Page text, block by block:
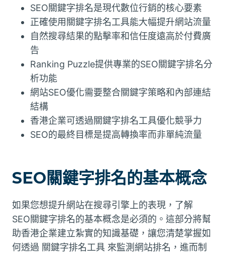
SEO關鍵字排名是現代數位行銷的核心要素
正確使用關鍵字排名工具能大幅提升網站流量
自然搜尋結果的點擊率和信任度遠高於付費廣
告
Ranking Puzzle提供專業的SEO關鍵字排名分
析功能
網站SEO優化需要整合關鍵字策略和內部連結
結構
香港企業可透過關鍵字排名工具優化競爭力
SEO的最終目標是提高轉換率而非單純流量
SEO關鍵字排名的基本概念
如果您想提升網站在搜尋引擎上的表現，了解
SEO關鍵字排名的基本概念是必須的。這部分將幫
助香港企業建立紮實的知識基礎，讓您清楚掌握如
何透過 關鍵字排名工具 來監測網站排名，進而制